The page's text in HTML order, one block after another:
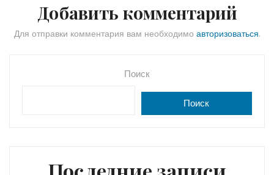
ts
A
gr
a
o
kl
s
ni
а
в
Добавить комментарий
Для отправки комментария вам необходимо авторизоваться.
Поиск
Поиск